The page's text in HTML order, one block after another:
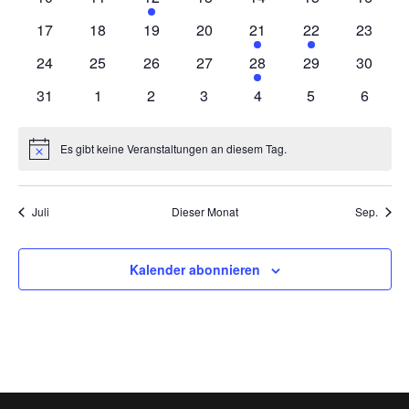
VeranstaltungenVeranstaltung
0
17
0
18
0
19
0
Veranstaltungen
20
1
Veranstaltung
21
1
Veranstaltung
22
0
23
0
24
0
25
0
26
0
Veranstaltungen
27
1
Veranstaltung
28
0
29
0
30
0
31
0
1
0
2
0
3
0
4
0
5
0
6
HinweisEs gibt keine Veranstaltungen an diesem Tag.
Juli Dieser Monat Sep.
Kalender abonnieren